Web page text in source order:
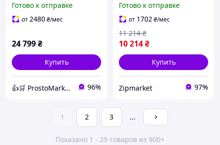
наборе для экономного
отопления дома
Готово к отправке
от2480₴/мес
24 799₴
Купить
👍🛒 ProstoMarket 👍🛒 сеть интернет магазинов 96%
электрический котел
отопления
Готово к отправке
от 1702₴/мес
10 214₴
11 214 ₴
Купить
Zipmarket 97%
1 2 3 ...
Показано 1 - 29 товаров из 900+